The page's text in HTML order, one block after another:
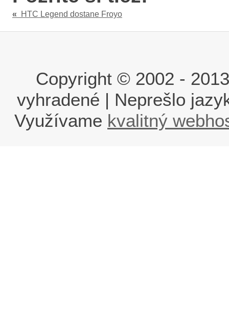
« HTC Legend dostane Froyo
Copyright © 2002 -
vyhradené | Neprešlo
Využívame kvalitný